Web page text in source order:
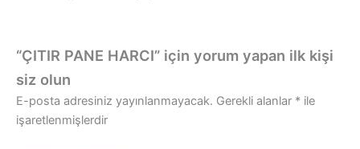
“ÇITIR PANE HARCI” için yorum yapan ilk kişi
siz olun
E-posta adresiniz yayınlanmayacak. Gerekli alanlar * ile
işaretlenmişlerdir